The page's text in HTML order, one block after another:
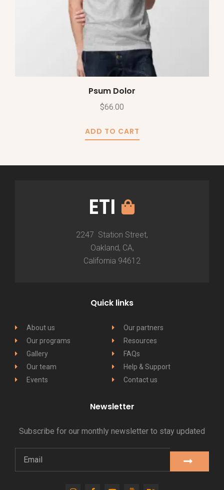
Psum Dolor
$66.00
ADD TO CART
ETI
2247 Station Street,
Oakland, CA,
California 94612
Quick links
About us
Our programs
Gallery
Our team
Events
Our partners
Resources
FAQs
Help & Support
Contact us
Newsletter
Subscribe for our monthly newsletter to stay updated